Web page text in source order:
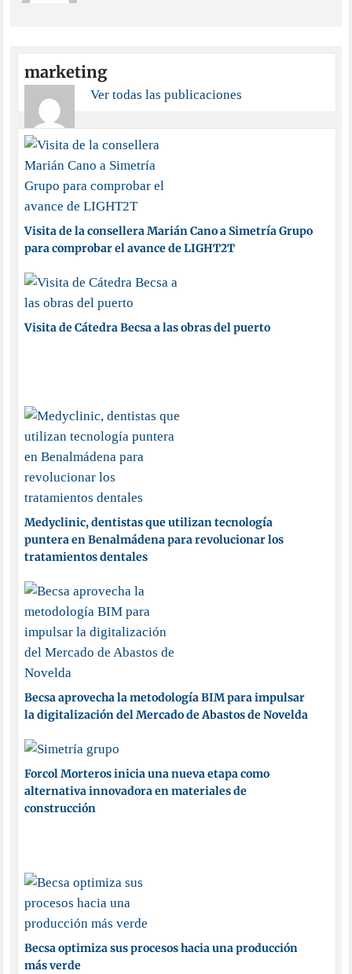
marketing
Ver todas las publicaciones
Visita de la consellera Marián Cano a Simetría Grupo
para comprobar el avance de LIGHT2T
Visita de Cátedra Becsa a las obras del puerto
Medyclinic, dentistas que utilizan tecnología
puntera en Benalmádena para revolucionar los
tratamientos dentales
Becsa aprovecha la metodología BIM para impulsar
la digitalización del Mercado de Abastos de Novelda
Forcol Morteros inicia una nueva etapa como
alternativa innovadora en materiales de
construcción
Becsa optimiza sus procesos hacia una producción
más verde